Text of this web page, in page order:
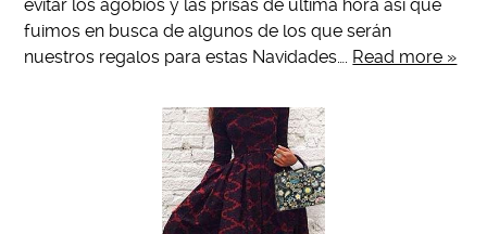
evitar los agobios y las prisas de última hora así que
fuimos en busca de algunos de los que serán
nuestros regalos para estas Navidades…. Read more »